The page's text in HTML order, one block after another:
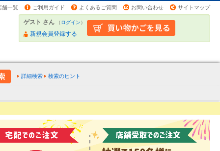
舗一覧 ご利用ガイド よくあるご質問 お問い合わせ サイトマップ
ゲスト さん （ログイン）
新規会員登録する
詳細検索 検索のヒント